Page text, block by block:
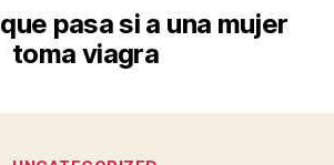
que pasa si a una mujer
toma viagra